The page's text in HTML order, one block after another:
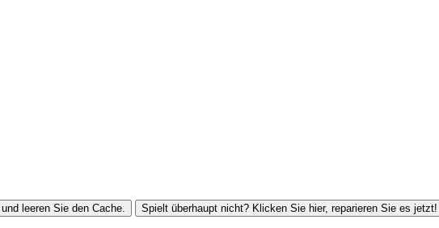
leeren Sie den Cache. Spielt überhaupt nicht? Klicken Sie hier, reparieren Sie es jetzt!